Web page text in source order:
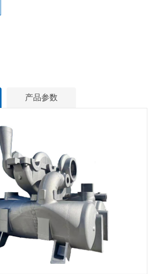
产品参数